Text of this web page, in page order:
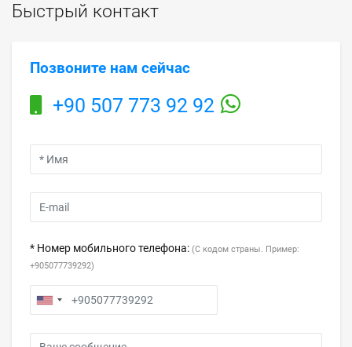
Быстрый контакт
Позвоните нам сейчас
+90 507 773 92 92
* Номер мобильного телефона: (С кодом страны. Пример:
+905077739292)